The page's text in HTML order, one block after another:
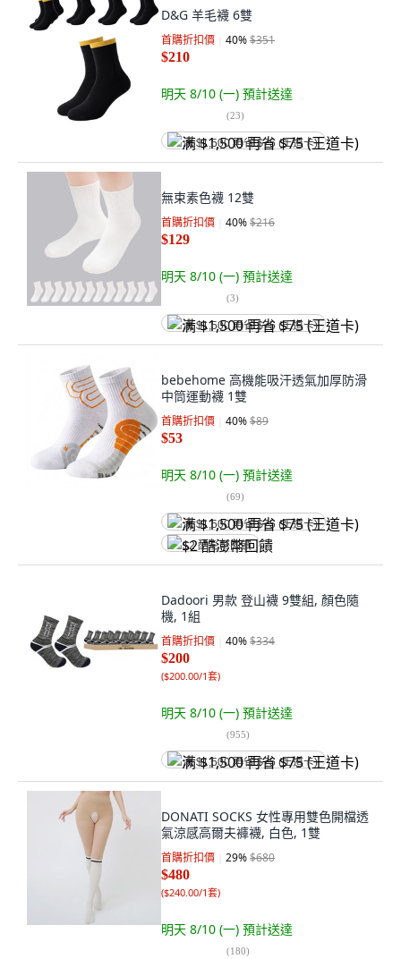
D&G 羊毛襪 6雙
首購折扣價 40%$351
$210
明天 8/10 (一) 預計送達
(23)
满 $1,500 再省 $75 (王道卡)
無束素色襪 12雙
首購折扣價 40%$216
$129
明天 8/10 (一) 預計送達
(3)
满 $1,500 再省 $75 (王道卡)
bebehome 高機能吸汗透氣加厚防滑
中筒運動襪 1雙
首購折扣價 40%$89
$53
明天 8/10 (一) 預計送達
(69)
满 $1,500 再省 $75 (王道卡)
$2 酷澎幣回饋
Dadoori 男款 登山襪 9雙組, 顏色隨
機, 1組
首購折扣價 40%$334
$200
($200.00/1套)
明天 8/10 (一) 預計送達
(955)
满 $1,500 再省 $75 (王道卡)
DONATI SOCKS 女性專用雙色開檔透
氣涼感高爾夫褲襪, 白色, 1雙
首購折扣價 29%$680
$480
($240.00/1套)
明天 8/10 (一) 預計送達
(180)